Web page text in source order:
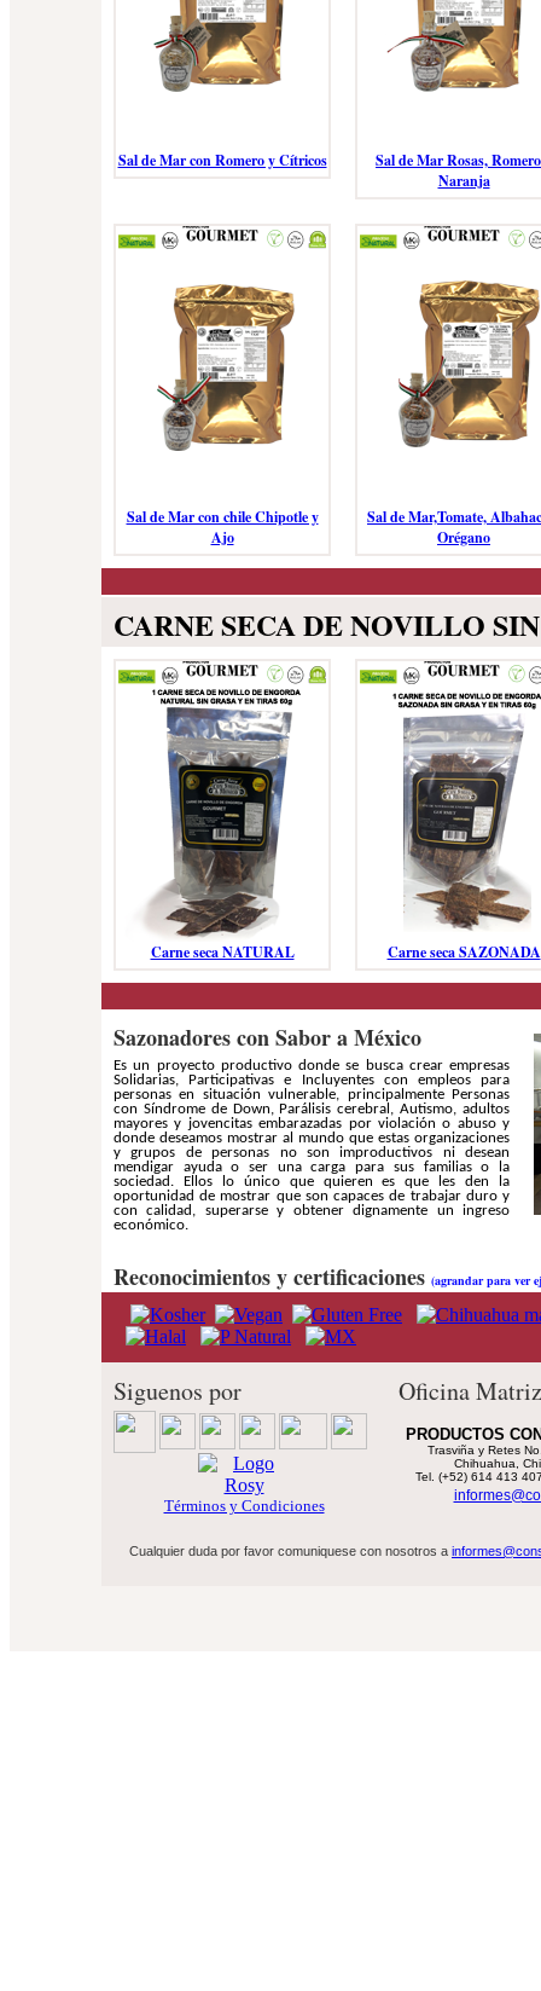
Sal de Mar con Romero y Cítricos
Sal de Mar Rosas,
Naranja
Sal de Mar con chile Chipotle y
Ajo
Sal de Mar,Tomate,
Orégano
CARNE SECA DE NOVILLO
Carne seca NATURAL Carne seca SAZONADA
Sazonadores con Sabor a México
Es un proyecto productivo donde se busca crear empresas
Solidarias, Participativas e Incluyentes con empleos para
personas en situación vulnerable, principalmente Personas
con Síndrome de Down, Parálisis cerebral, Autismo, adultos
mayores y jovencitas embarazadas por violación o abuso y
donde deseamos mostrar al mundo que estas organizaciones
y grupos de personas no son improductivos ni desean
mendigar ayuda o ser una carga para sus familias o la
sociedad. Ellos lo único que quieren es que les den la
oportunidad de mostrar que son capaces de trabajar duro y
con calidad, superarse y obtener dignamente un ingreso
económico.
Reconocimientos y certificaciones (agrandar para ver
Siguenos por
Términos y Condiciones
Oficina Matriz
PRODUCTOS
Trasviña y Retes
Chihuahua,
Tel. (+52)614 413
Cualquier duda por favor comuniquese con nosotros a